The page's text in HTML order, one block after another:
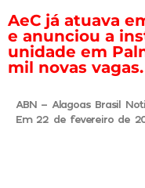
AeC já atuava
e anunciou a
unidade em
mil novas vagas.
ABN - Alagoas Brasil
Em 22 de fevereiro de